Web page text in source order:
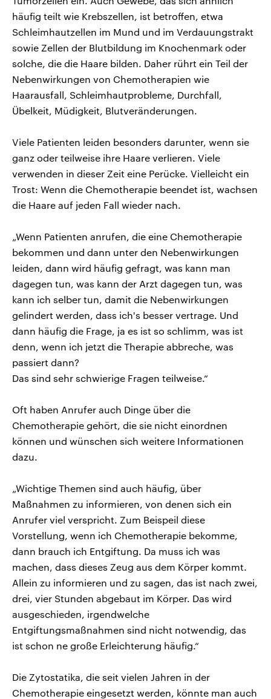
häufig teilt wie Krebszellen, ist betroffen, etwa
Schleimhautzellen im Mund und im Verdauungstrakt
sowie Zellen der Blutbildung im Knochenmark oder
solche, die die Haare bilden. Daher rührt ein Teil der
Nebenwirkungen von Chemotherapien wie
Haarausfall, Schleimhautprobleme, Durchfall,
Übelkeit, Müdigkeit, Blutveränderungen.
Viele Patienten leiden besonders darunter, wenn sie
ganz oder teilweise ihre Haare verlieren. Viele
verwenden in dieser Zeit eine Perücke. Vielleicht ein
Trost: Wenn die Chemotherapie beendet ist, wachsen
die Haare auf jeden Fall wieder nach.
„Wenn Patienten anrufen, die eine Chemotherapie
bekommen und dann unter den Nebenwirkungen
leiden, dann wird häufig gefragt, was kann man
dagegen tun, was kann der Arzt dagegen tun, was
kann ich selber tun, damit die Nebenwirkungen
gelindert werden, dass ich's besser vertrage. Und
dann häufig die Frage, ja es ist so schlimm, was ist
denn, wenn ich jetzt die Therapie abbreche, was
passiert dann?
Das sind sehr schwierige Fragen teilweise.“
Oft haben Anrufer auch Dinge über die
Chemotherapie gehört, die sie nicht einordnen
können und wünschen sich weitere Informationen
dazu.
„Wichtige Themen sind auch häufig, über
Maßnahmen zu informieren, von denen sich ein
Anrufer viel verspricht. Zum Beispeil diese
Vorstellung, wenn ich Chemotherapie bekomme,
dann brauch ich Entgiftung. Da muss ich was
machen, dass dieses Zeug aus dem Körper kommt.
Allein zu informieren und zu sagen, das ist nach zwei,
drei, vier Stunden abgebaut im Körper. Das wird
ausgeschieden, irgendwelche
Entgiftungsmaßnahmen sind nicht notwendig, das
ist schon ne große Erleichterung häufig.“
Die Zytostatika, die seit vielen Jahren in der
Chemotherapie eingesetzt werden, könnte man auch